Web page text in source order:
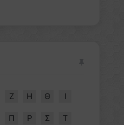
Ζ Η Θ Ι
Π Ρ Σ Τ